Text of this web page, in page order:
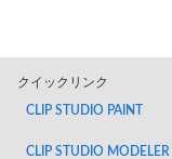
クイックリンク
CLIP STUDIO PAINT
CLIP STUDIO MODELER